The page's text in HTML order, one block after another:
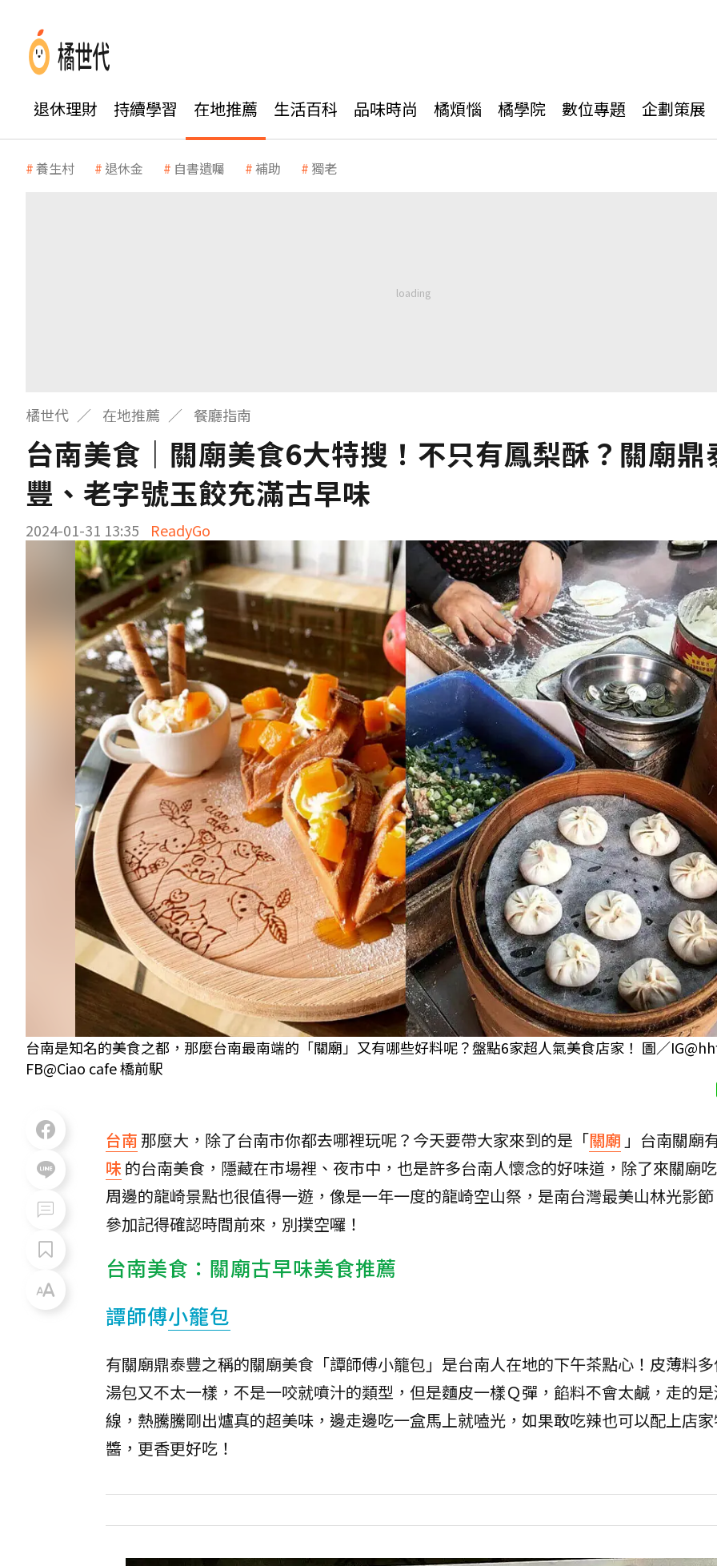
退休理財 持續學習 在地推薦 生活百科 品味時尚 橘煩惱 橘學院 數位專題 企劃策展
養生村 退休金 自書遺囑 補助 獨老
橘世代 在地推薦 餐廳指南
台南美食｜關廟美食6大特搜！不只有鳳梨酥？關廟鼎
豐、老字號玉餃充滿古早味
2024-01-31 13:35 ReadyGo
台南是知名的美食之都，那麼台南最南端的「關廟」又有哪些好料呢？盤點6家超人氣美食店家！ 圖／
FB@Ciao cafe 橋前駅
台南 那麼大，除了台南市你都去哪裡玩呢？今天要帶大家來到的是「關廟 」台南關廟
味 的台南美食，隱藏在市場裡、夜市中，也是許多台南人懷念的好味道，除了來關廟
周邊的龍崎景點也很值得一遊，像是一年一度的龍崎空山祭，是南台灣最美山林光影
參加記得確認時間前來，別撲空囉！
台南美食：關廟古早味美食推薦
譚師傅小籠包
有關廟鼎泰豐之稱的關廟美食「譚師傅小籠包」是台南人在地的下午茶點心！皮薄料
湯包又不太一樣，不是一咬就噴汁的類型，但是麵皮一樣Ｑ彈，餡料不會太鹹，走的
線，熱騰騰剛出爐真的超美味，邊走邊吃一盒馬上就嗑光，如果敢吃辣也可以配上店
醬，更香更好吃！